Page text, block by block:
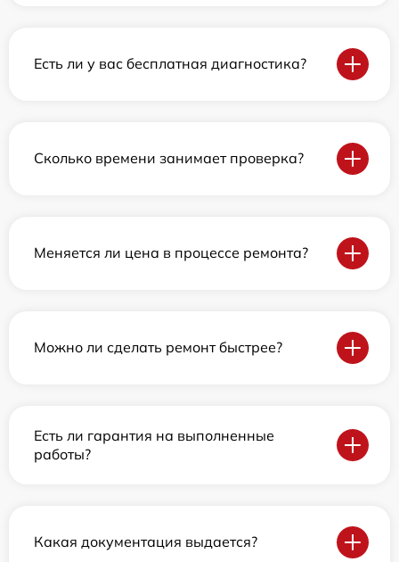
Есть ли у вас бесплатная диагностика?
Сколько времени занимает проверка?
Меняется ли цена в процессе ремонта?
Можно ли сделать ремонт быстрее?
Есть ли гарантия на выполненные
работы?
Какая документация выдается?